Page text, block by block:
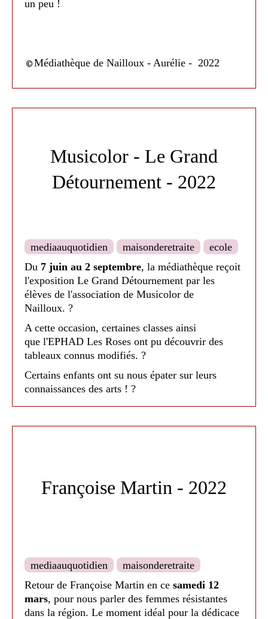
pratiquer un petit peu. Tandis qu'un petit groupe
allait à l'Aïkido, le second profitait des jeux en
Lejonc. ?
Cette journée s'est clôturée par une séance de
dédicaces, en partenariat avec la librairie
Détours.
un peu !
Médiathèque de Nailloux - Aurélie - 2022
Musicolor - Le Grand
Détournement - 2022
mediaauquotidien maisonderetraite
ecole
Du 7 juin au 2 septembre, la médiathèque reçoit
l'exposition Le Grand Détournement par les
élèves de l'association de Musicolor de
Nailloux. ?
A cette occasion, certaines classes ainsi
que l'EPHAD Les Roses ont pu découvrir des
tableaux connus modifiés. ?
Certains enfants ont su nous épater sur leurs
connaissances des arts ! ?
Françoise Martin - 2022
mediaauquotidien
maisonderetraite
Retour de Françoise Martin en ce samedi 12
mars, pour nous parler des femmes résistantes
dans la région. Le moment idéal pour la dédicace